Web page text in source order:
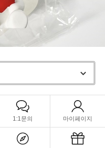
1:1문의 마이페이지